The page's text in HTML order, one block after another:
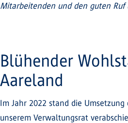
Mitarbeitenden und den guten Ruf
Blühender
Aareland
Im Jahr 2022 stand die Umsetzung
unserem Verwaltungsrat